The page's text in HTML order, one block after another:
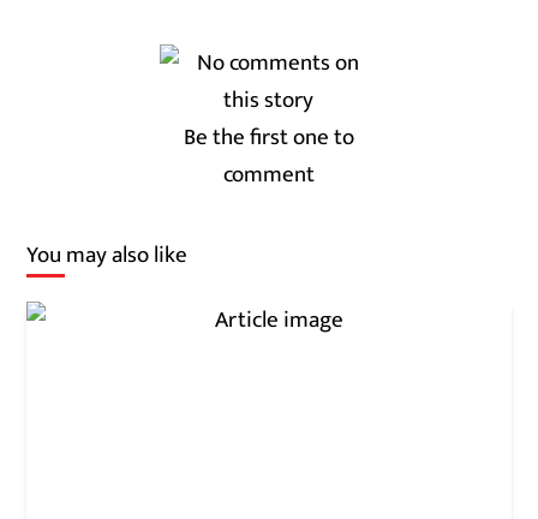
Be the first one to
comment
You may also like